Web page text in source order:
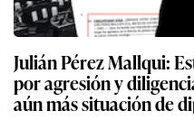
Julián Pérez Mallqui:
por agresión y
aún más situación de